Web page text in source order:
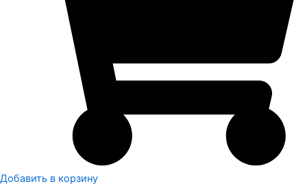
Добавить в корзину